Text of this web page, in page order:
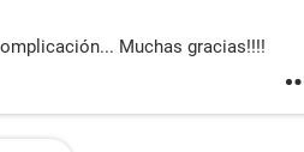
Muchas gracias!!!!